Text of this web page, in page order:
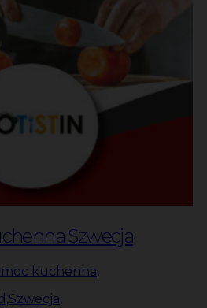
Szwecja
kuchenna,
,Szwecja,